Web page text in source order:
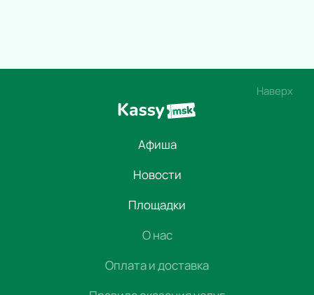
Наверх
Афиша
Новости
Площадки
О нас
Оплата и доставка